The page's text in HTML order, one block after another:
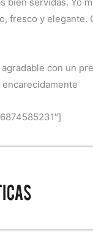
fresco y
con un